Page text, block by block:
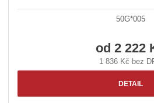
50G*005
od 2 222
1 836 Kč bez
DETAIL